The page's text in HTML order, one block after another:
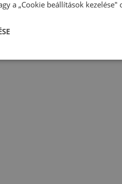
a „Cookie beállítások kezelése"